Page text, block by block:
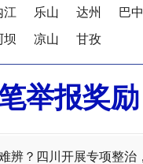
江 乐山 达州
巴中
坝 凉山 甘孜
举报奖励